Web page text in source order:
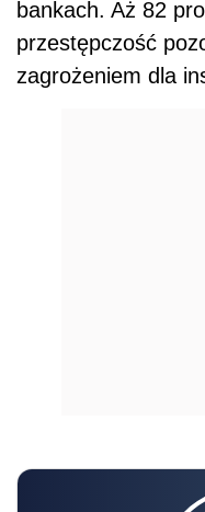
bankach. Aż 82
przestępczość
zagrożeniem dla